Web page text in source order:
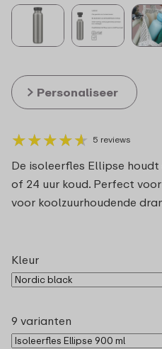
★★★★★
★★★★★ 5 reviews
De isoleerfles Ellipse
of 24 uur koud. Perfect
voor koolzuurhoudende
Personaliseer
Kleur
9 varianten